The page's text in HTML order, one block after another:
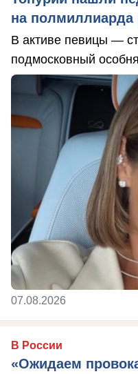
на полмиллиарда
В активе певицы —
подмосковный
07.08.2026
В России
«Ожидаем